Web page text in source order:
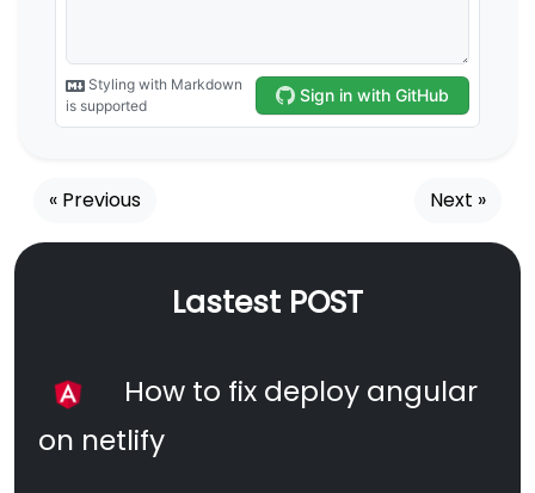
« Previous Next »
Lastest POST
How to fix deploy angular
on netlify